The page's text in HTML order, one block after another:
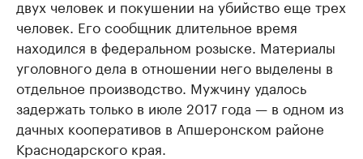
двух человек и покушении на убийство еще трех
человек. Его сообщник длительное время
находился в федеральном розыске. Материалы
уголовного дела в отношении него выделены в
отдельное производство. Мужчину удалось
задержать только в июле 2017 года — в одном из
дачных кооперативов в Апшеронском районе
Краснодарского края.